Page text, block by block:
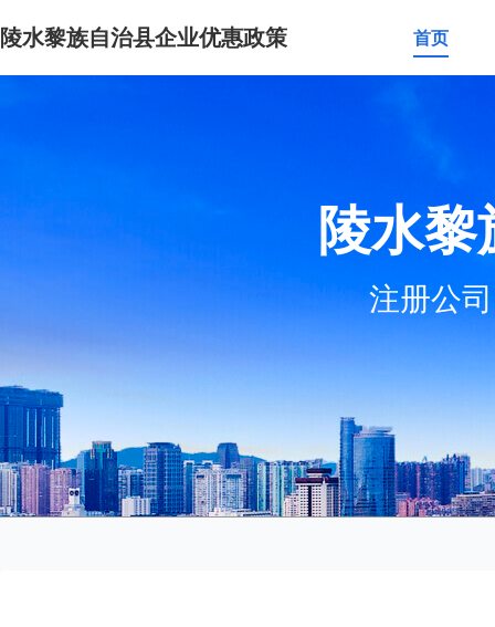
陵水黎族自治县企业优惠政策 首页
陵水
注册公